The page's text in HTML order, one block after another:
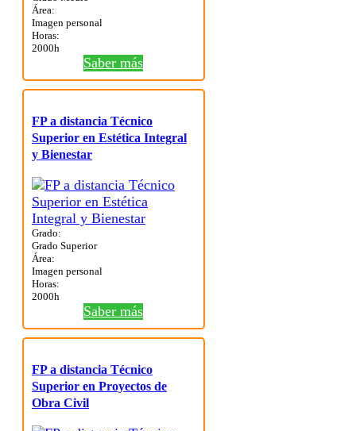
Área:
Imagen personal
Horas:
2000h
Saber más
FP a distancia Técnico
Superior en Estética Integral
y Bienestar
Grado:
Grado Superior
Área:
Imagen personal
Horas:
2000h
Saber más
FP a distancia Técnico
Superior en Proyectos de
Obra Civil